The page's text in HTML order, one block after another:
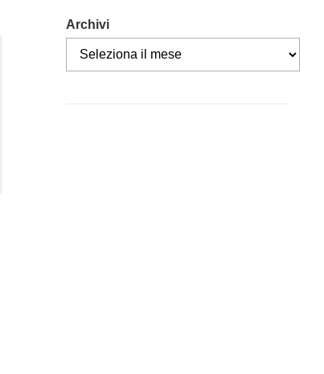
Archivi